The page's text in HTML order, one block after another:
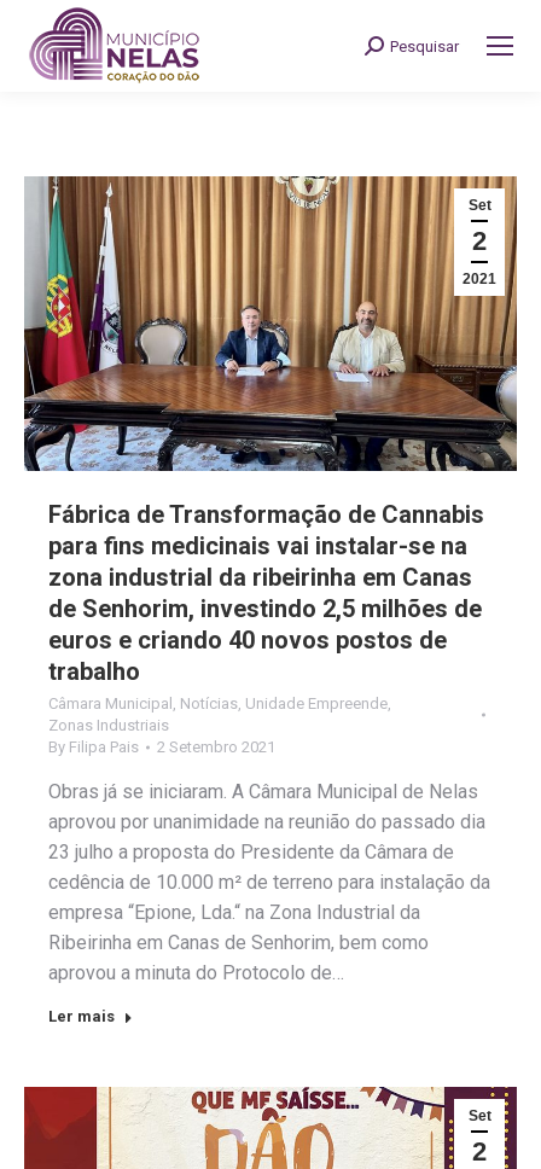
Search:
Pesquisar
Set
2
2021
Fábrica de Transformação de Cannabis
para fins medicinais vai instalar-se na
zona industrial da ribeirinha em Canas
de Senhorim, investindo 2,5 milhões de
euros e criando 40 novos postos de
trabalho
Câmara Municipal , Notícias, Unidade Empreende,
Zonas Industriais
By Filipa Pais 2 Setembro 2021
Obras já se iniciaram. A Câmara Municipal de Nelas
aprovou por unanimidade na reunião do passado dia
23 julho a proposta do Presidente da Câmara de
cedência de 10.000 m² de terreno para instalação da
empresa “Epione, Lda.“ na Zona Industrial da
Ribeirinha em Canas de Senhorim, bem como
aprovou a minuta do Protocolo de…
Ler mais
Set
2